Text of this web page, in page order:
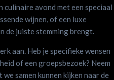
culinaire avond met een speciaal
wijnen, of een luxe
de juiste stemming brengt.
aan. Heb je specifieke wensen
of een groepsbezoek? Neem
samen kunnen kijken naar de